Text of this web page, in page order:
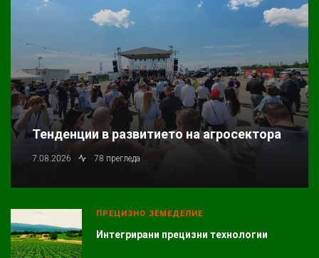
Тенденции в развитието на агросектора
7.08.2026 78 прегледа
ПРЕЦИЗНО ЗЕМЕДЕЛИЕ
Интегрирани прецизни технологии